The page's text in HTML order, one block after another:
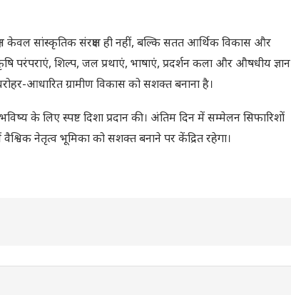
केवल सांस्कृतिक संरक्षण ही नहीं, बल्कि सतत आर्थिक विकास और
परंपराएं, शिल्प, जल प्रथाएं, भाषाएं, प्रदर्शन कला और औषधीय ज्ञान
आधारित ग्रामीण विकास को सशक्त बनाना है।
के लिए स्पष्ट दिशा प्रदान की। अंतिम दिन में सम्मेलन सिफारिशों
नेतृत्व भूमिका को सशक्त बनाने पर केंद्रित रहेगा।